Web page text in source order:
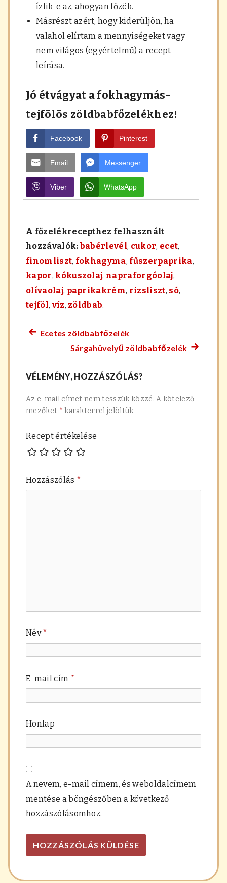
ízlik-e az, ahogyan főzök.
Másrészt azért, hogy kiderüljön, ha
valahol elírtam a mennyiségeket vagy
nem világos (egyértelmű) a recept
leírása.
Jó étvágyat a fokhagymás-
tejfölös zöldbabfőzelékhez!
Facebook Pinterest
Email Messenger
Viber WhatsApp
A főzelékrecepthez felhasznált
hozzávalók: babérlevél, cukor, ecet,
finomliszt, fokhagyma, fűszerpaprika,
kapor, kókuszolaj, napraforgóolaj,
olívaolaj, paprikakrém, rizsliszt, só,
tejföl, víz, zöldbab.
Bejegyzés
Előző
főzelék
Ecetes zöldbabfőzelék
Sárgahüvelyű zöldbabfőzelék
VÉLEMÉNY, HOZZÁSZÓLÁS?
Az e-mail címet nem tesszük közzé. A kötelező
mezőket * karakterrel jelöltük
Recept értékelése
Hozzászólás *
Név*
E-mail cím *
Honlap
A nevem, e-mail címem, és weboldalcímem
mentése a böngészőben a következő
hozzászólásomhoz.